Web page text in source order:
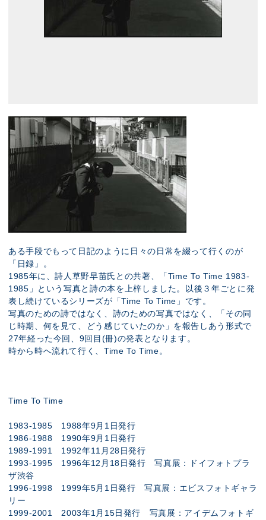
ある手段でもって日記のように日々の日常を綴って行くのが
「日録」。
1985年に、詩人草野早苗氏との共著、「Time To Time 1983-
1985」という写真と詩の本を上梓しました。以後３年ごとに発
表し続けているシリーズが「Time To Time」です。
写真のための詩ではなく、詩のための写真ではなく、「その同
じ時期、何を見て、どう感じていたのか」を報告しあう形式で
27年経った今回、9回目(冊)の発表となります。
時から時へ流れて行く、Time To Time。
Time To Time
1983-1985 1988年9月1日発行
1986-1988 1990年9月1日発行
1989-1991 1992年11月28日発行
1993-1995 1996年12月18日発行 写真展：ドイフォトプラ
ザ渋谷
1996-1998 1999年5月1日発行 写真展：エビスフォトギャラ
リー
1999-2001 2003年1月15日発行 写真展：アイデムフォトギ